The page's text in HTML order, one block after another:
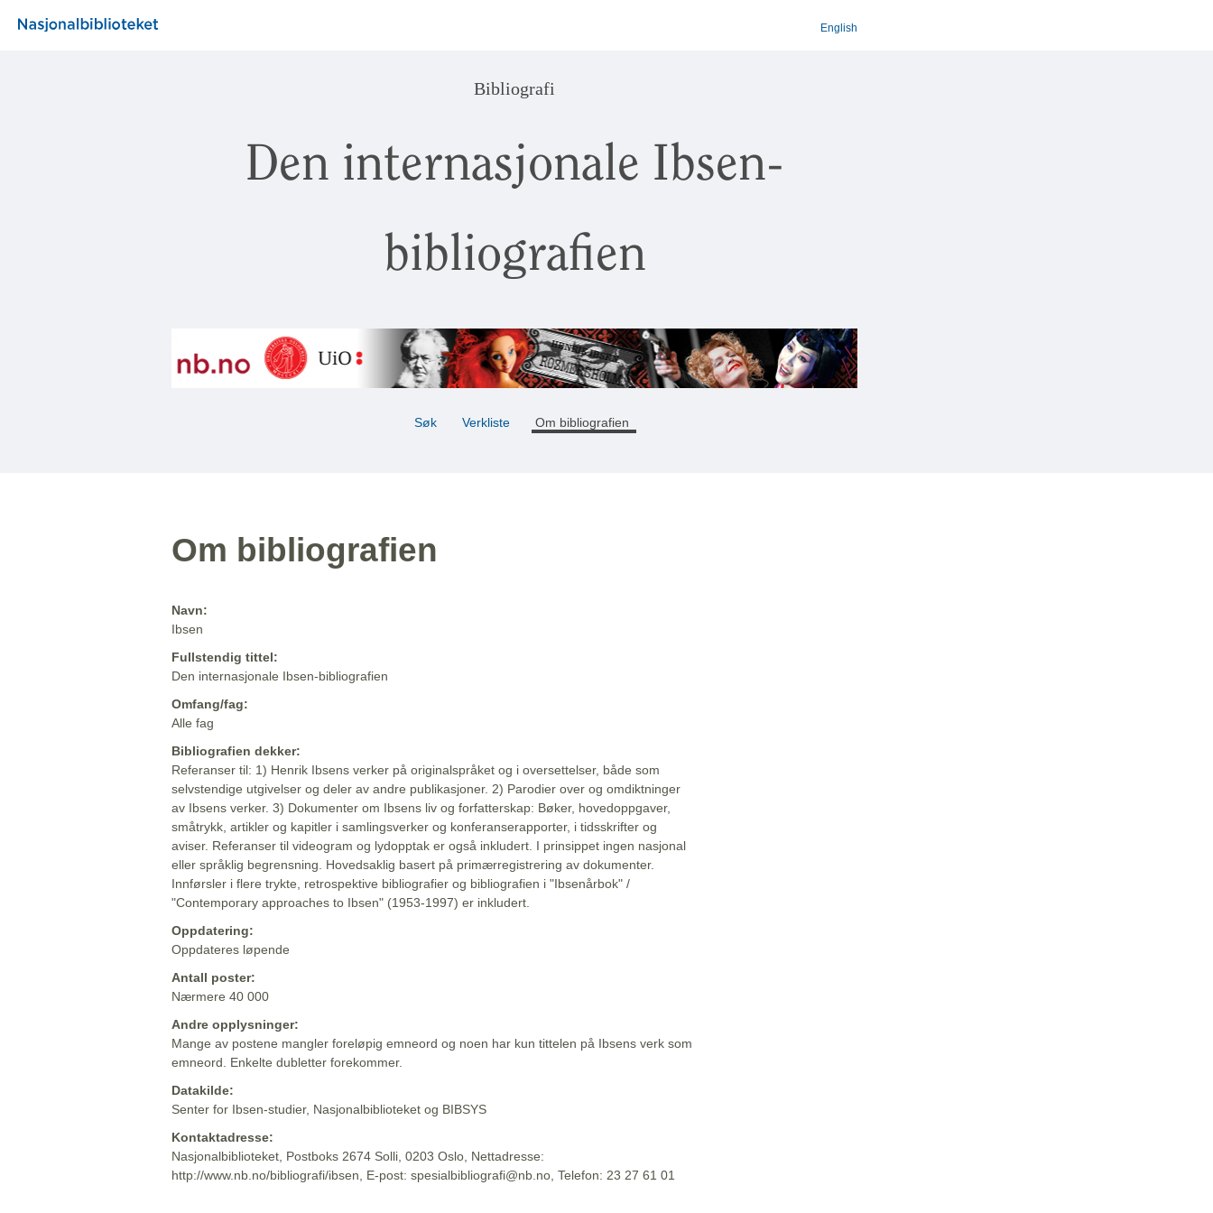
English
Bibliografi
Den internasjonale Ibsen-
bibliografien
Søk Verkliste Om bibliografien
Om bibliografien
Navn:
Ibsen
Fullstendig tittel:
Den internasjonale Ibsen-bibliografien
Omfang/fag:
Alle fag
Bibliografien dekker:
Referanser til: 1) Henrik Ibsens verker på originalspråket og i oversettelser, både som
selvstendige utgivelser og deler av andre publikasjoner. 2) Parodier over og omdiktninger
av Ibsens verker. 3) Dokumenter om Ibsens liv og forfatterskap: Bøker, hovedoppgaver,
småtrykk, artikler og kapitler i samlingsverker og konferanserapporter, i tidsskrifter og
aviser. Referanser til videogram og lydopptak er også inkludert. I prinsippet ingen nasjonal
eller språklig begrensning. Hovedsaklig basert på primærregistrering av dokumenter.
Innførsler i flere trykte, retrospektive bibliografier og bibliografien i "Ibsenårbok" /
"Contemporary approaches to Ibsen" (1953-1997) er inkludert.
Oppdatering:
Oppdateres løpende
Antall poster:
Nærmere 40 000
Andre opplysninger:
Mange av postene mangler foreløpig emneord og noen har kun tittelen på Ibsens verk som
emneord. Enkelte dubletter forekommer.
Datakilde:
Senter for Ibsen-studier, Nasjonalbiblioteket og BIBSYS
Kontaktadresse:
Nasjonalbiblioteket, Postboks 2674 Solli, 0203 Oslo, Nettadresse:
http://www.nb.no/bibliografi/ibsen, E-post: spesialbibliografi@nb.no, Telefon: 23 27 61 01